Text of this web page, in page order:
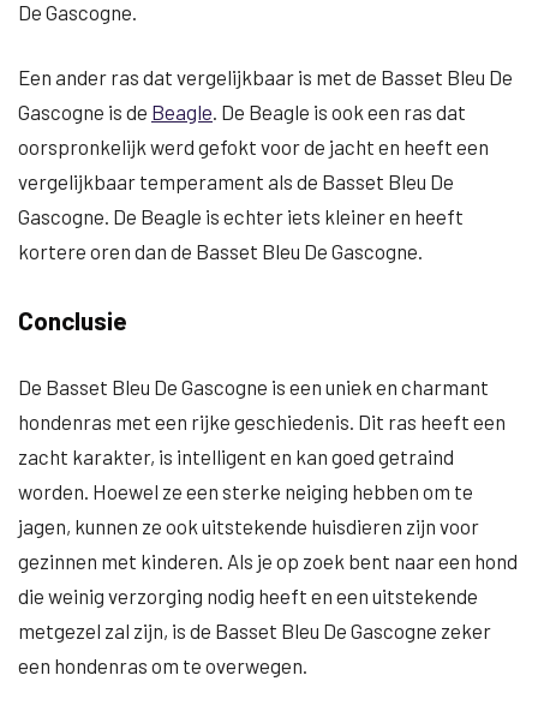
De Gascogne.
Een ander ras dat vergelijkbaar is met de Basset Bleu De
Gascogne is de Beagle. De Beagle is ook een ras dat
oorspronkelijk werd gefokt voor de jacht en heeft een
vergelijkbaar temperament als de Basset Bleu De
Gascogne. De Beagle is echter iets kleiner en heeft
kortere oren dan de Basset Bleu De Gascogne.
Conclusie
De Basset Bleu De Gascogne is een uniek en charmant
hondenras met een rijke geschiedenis. Dit ras heeft een
zacht karakter, is intelligent en kan goed getraind
worden. Hoewel ze een sterke neiging hebben om te
jagen, kunnen ze ook uitstekende huisdieren zijn voor
gezinnen met kinderen. Als je op zoek bent naar een hond
die weinig verzorging nodig heeft en een uitstekende
metgezel zal zijn, is de Basset Bleu De Gascogne zeker
een hondenras om te overwegen.